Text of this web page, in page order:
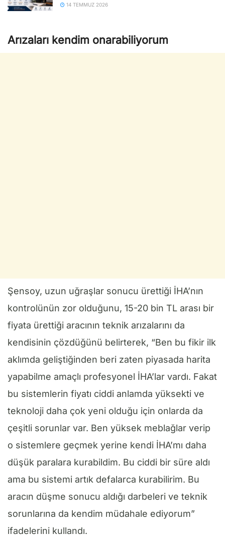
14 TEMMUZ 2026
Arızaları kendim onarabiliyorum
Şensoy, uzun uğraşlar sonucu ürettiği İHA’nın
kontrolünün zor olduğunu, 15-20 bin TL arası bir
fiyata ürettiği aracının teknik arızalarını da
kendisinin çözdüğünü belirterek, “Ben bu fikir ilk
aklımda geliştiğinden beri zaten piyasada harita
yapabilme amaçlı profesyonel İHA’lar vardı. Fakat
bu sistemlerin fiyatı ciddi anlamda yüksekti ve
teknoloji daha çok yeni olduğu için onlarda da
çeşitli sorunlar var. Ben yüksek meblağlar verip
o sistemlere geçmek yerine kendi İHA’mı daha
düşük paralara kurabildim. Bu ciddi bir süre aldı
ama bu sistemi artık defalarca kurabilirim. Bu
aracın düşme sonucu aldığı darbeleri ve teknik
sorunlarına da kendim müdahale ediyorum”
ifadelerini kullandı.